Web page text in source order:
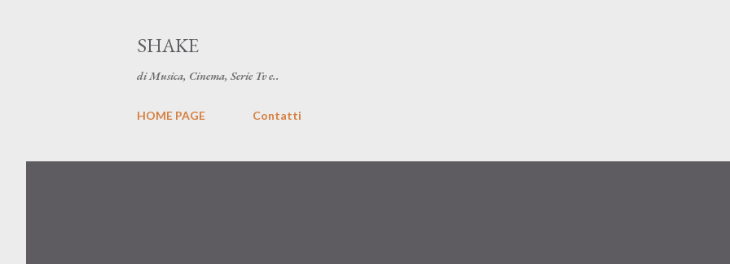
SHAKE
di Musica, Cinema, Serie Tv e..
HOME PAGE Contatti